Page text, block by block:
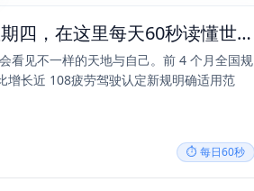
2026年05月28日，四月十二，星期四，在这里每天60秒读懂世界！
看见不一样的天地与自己。前 4 个月全国规
长近 108疲劳驾驶认定新规明确适用范
⏱️ 每日60秒